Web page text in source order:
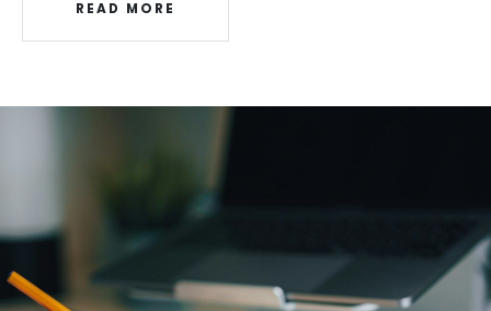
READ MORE